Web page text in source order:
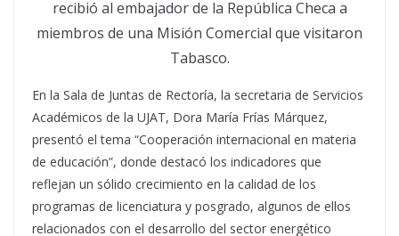
recibió al embajador de la República Checa a
miembros de una Misión Comercial que visitaron
Tabasco.
En la Sala de Juntas de Rectoría, la secretaria de Servicios
Académicos de la UJAT, Dora María Frías Márquez,
presentó el tema “Cooperación internacional en materia
de educación”, donde destacó los indicadores que
reflejan un sólido crecimiento en la calidad de los
programas de licenciatura y posgrado, algunos de ellos
relacionados con el desarrollo del sector energético